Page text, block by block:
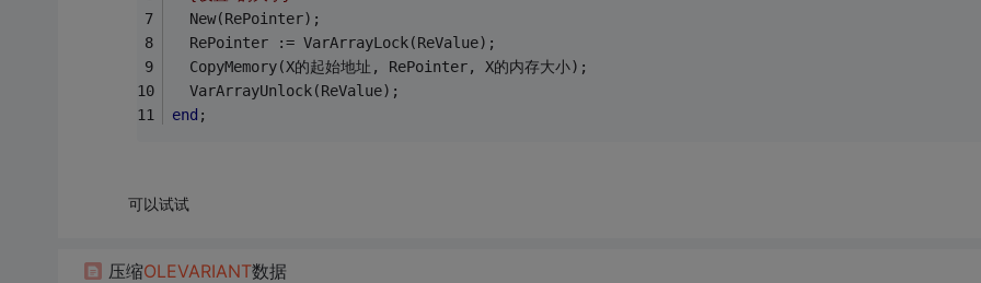
  New(RePointer);
  RePointer := VarArrayLock(ReValue);
  CopyMemory(X的起始地址, RePointer, X的内存大小);
  VarArrayUnlock(ReValue);
end ;
可以试试
压缩OLEVARIANT数据